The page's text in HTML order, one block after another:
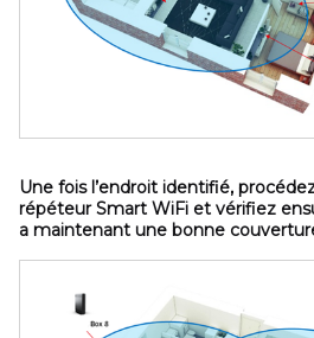
Une fois l’endroit identifié,
répéteur Smart WiFi et vérifiez
a maintenant une bonne